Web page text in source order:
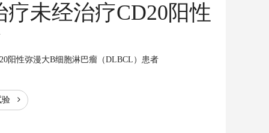
疗未经治疗CD20阳性
阳性弥漫大B细胞淋巴瘤（DLBCL）患者
验